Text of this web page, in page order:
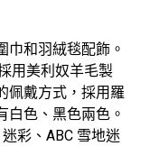
巾和羽絨毯配飾。
用美利奴羊毛製
佩戴方式，採用羅
白色、黑色兩色。
迷彩、ABC 雪地迷